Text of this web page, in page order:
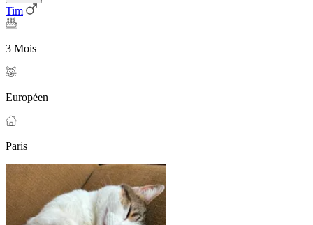
Tim
3 Mois
Européen
Paris